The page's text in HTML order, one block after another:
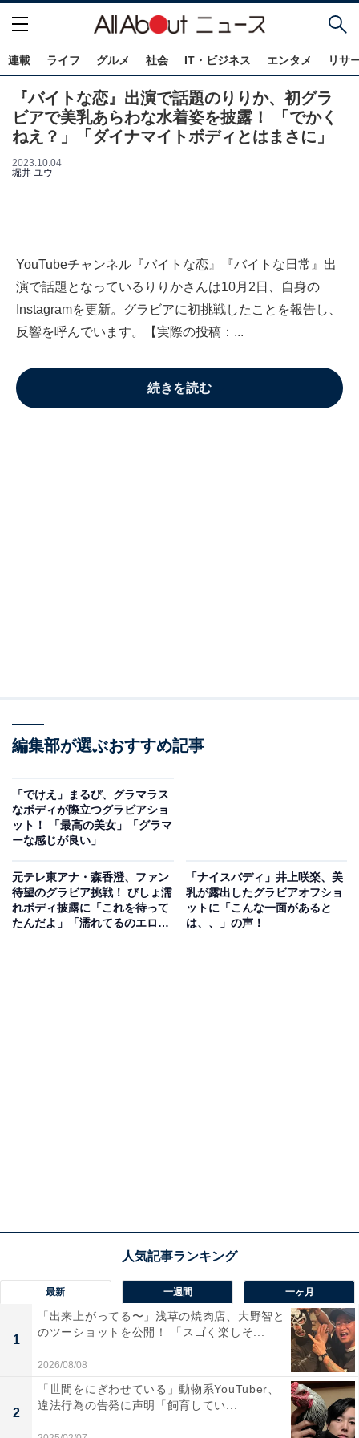
連載 ライフ グルメ 社会 IT・ビジネス エンタメ リサ
『バイトな恋』出演で話題のりりか、初グラ
ビアで美乳あらわな水着姿を披露！ 「でかく
ねえ？」「ダイナマイトボディとはまさに」
2023.10.04
堀井 ユウ
YouTubeチャンネル『バイトな恋』『バイトな日常』出
演で話題となっているりりかさんは10月2日、自身の
Instagramを更新。グラビアに初挑戦したことを報告し、
反響を呼んでいます。【実際の投稿：...
続きを読む
編集部が選ぶおすすめ記事
「でけえ」まるぴ、グラマラス
なボディが際立つグラビアショ
ット！ 「最高の美女」「グラマ
ーな感じが良い」
元テレ東アナ・森香澄、ファン
待望のグラビア挑戦！ びしょ濡
れボディ披露に「これを待って
たんだよ」「濡れてるのエロ
「ナイスバディ」井上咲楽、美
乳が露出したグラビアオフショ
ットに「こんな一面があると
は、、」の声！
最新 一週間 一ヶ月
1
「出来上がってる〜」浅草の焼肉店、大野智と
のツーショットを公開！ 「スゴく楽しそ...
2026/08/08
2
「世間をにぎわせている」動物系YouTuber、
違法行為の告発に声明「飼育してい...